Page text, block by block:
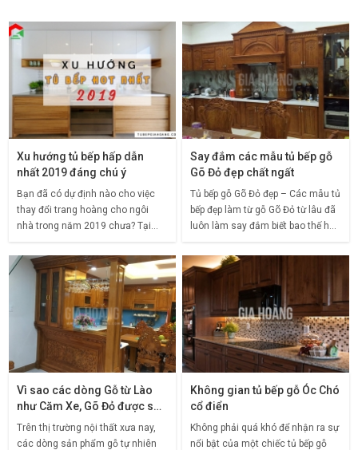
Xu hướng tủ bếp hấp dẫn
nhất 2019 đáng chú ý
Bạn đã có dự định nào cho việc
thay đổi trang hoàng cho ngôi
nhà trong năm 2019 chưa? Tại
gian bếp núc nhỉ? Bởi lẽ nhà bếp từ
lâu đã luôn được
Say đắm các mẫu tủ bếp gỗ
Gõ Đỏ đẹp chất ngất
Tủ bếp gỗ Gõ Đỏ đẹp – Các mẫu tủ
bếp đẹp làm từ gỗ Gõ Đỏ từ lâu đã
luôn làm say đắm biết bao thế hệ
thức gỗ cho đến thiết kế tập
Vì sao các dòng Gỗ từ Lào
như Căm Xe, Gõ Đỏ được sử
dụng nhiều?
Trên thị trường nội thất xưa nay,
các dòng sản phẩm gỗ tự nhiên
Không gian tủ bếp gỗ Óc Chó
cổ điển
Không phải quá khó để nhận ra sự
nổi bật của một chiếc tủ bếp gỗ